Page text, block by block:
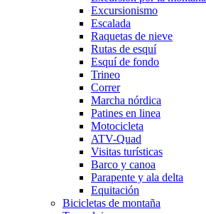
Excursionismo
Escalada
Raquetas de nieve
Rutas de esquí
Esquí de fondo
Trineo
Correr
Marcha nórdica
Patines en linea
Motocicleta
ATV-Quad
Visitas turísticas
Barco y canoa
Parapente y ala delta
Equitación
Bicicletas de montaña